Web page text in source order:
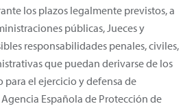
los plazos legalmente previstos, a
públicas, Jueces y
responsabilidades penales, civiles,
que puedan derivarse de los
para el ejercicio y defensa de
Española de Protección de